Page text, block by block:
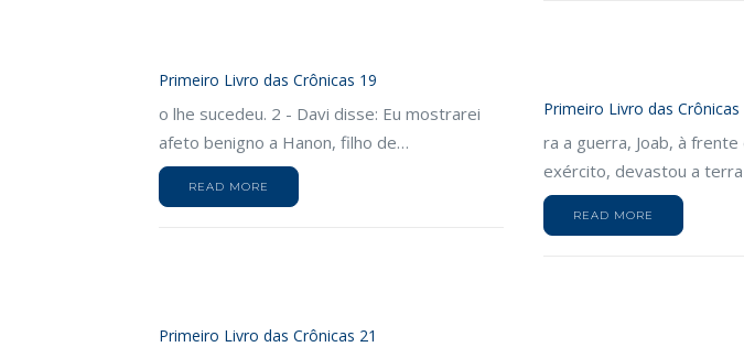
Primeiro Livro das Crônicas 19
o lhe sucedeu. 2 - Davi disse: Eu mostrarei
afeto benigno a Hanon, filho de…
READ MORE
Primeiro Livro das Crônicas
ra a guerra, Joab, à
exército, devastou a
READ MORE
Primeiro Livro das Crônicas 21